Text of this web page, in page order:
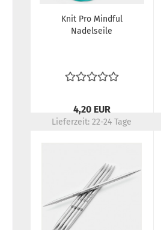
Knit Pro Mindful
Nadelseile
4,20 EUR
Lieferzeit:22-24 Tage